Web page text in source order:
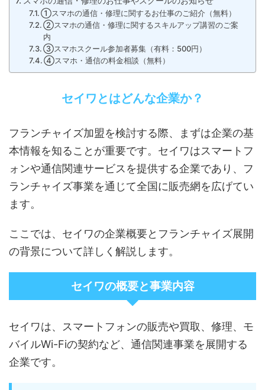
①スマホの通信・修理に関するお仕事のご紹介（無料）
②スマホの通信・修理に関するスキルアップ講習のご案
内
③スマホスクール参加者募集（有料：500円）
④スマホ・通信の料金相談（無料）
セイワとはどんな企業か？
フランチャイズ加盟を検討する際、まずは企業の基
本情報を知ることが重要です。セイワはスマートフ
ォンや通信関連サービスを提供する企業であり、フ
ランチャイズ事業を通じて全国に販売網を広げてい
ます。
ここでは、セイワの企業概要とフランチャイズ展開
の背景について詳しく解説します。
セイワの概要と事業内容
セイワは、スマートフォンの販売や買取、修理、モ
バイルWi-Fiの契約など、通信関連事業を展開する
企業です。